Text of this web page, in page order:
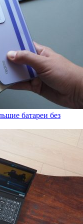
батареи без